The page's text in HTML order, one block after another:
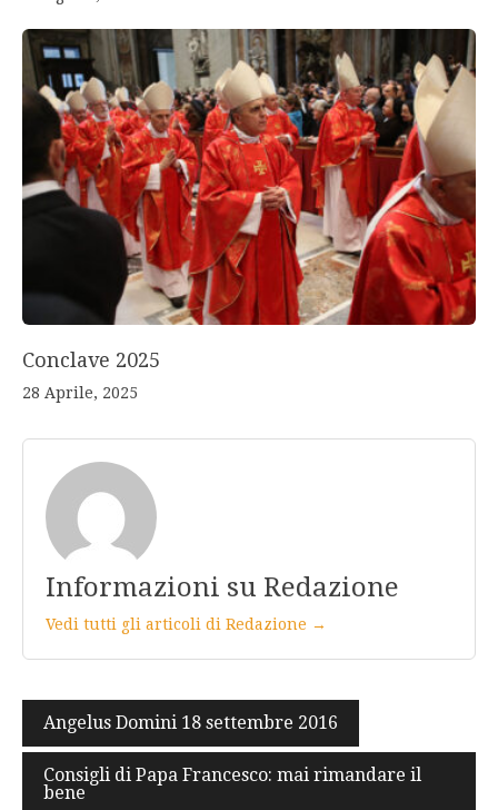
Conclave 2025
28 Aprile, 2025
Informazioni su Redazione
Vedi tutti gli articoli di Redazione →
Navigazione
articoli
Angelus Domini 18 settembre 2016
Consigli di Papa Francesco: mai rimandare il
bene